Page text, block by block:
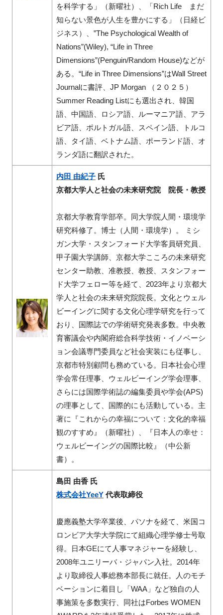
を科学する」（新曜社）、「Rich Life まだ
知らない景色が人生を豊かにする」（日経ビ
ジネス）、”The Psychological Wealth of
Nations”(Wiley), “Life in Three
Dimensions”(Penguin/Random House)などが
ある。“Life in Three Dimensions”はWall Street
Journalに書評、JP Morgan （２０２５）
Summer Reading Listにも選出され、韓国
語、中国語、ロシア語、ルーマニア語、アラ
ビア語、ポルトガル語、スペイン語、トルコ
語、タイ語、ベトナム語、ポーランド語、オ
ランダ語に翻訳された。
内田 由紀子氏
京都大学人と社会の未来研究院 院長・教授
京都大学教育学部卒。同大学院人間・環境学
研究科修了。博士（人間・環境学）。 ミシ
ガン大学・スタンフォード大学客員研究員、
甲子園大学講師、京都大学こころの未来研究
センター助教、准教授、教授、スタンフォー
ド大学フェロー等を経て、2023年より京都大
学人と社会の未来研究院院長。文化とウェル
ビーイングに関する文化心理学研究を行って
おり、国際誌での学術研究発表多数。中央教
育審議会や内閣府総合科学技術・イノベーシ
ョン会議専門委員など社会実装にも従事し、
京都市特別顧問も務めている。日本社会心理
学会常任理事、ウェルビーイング学会理事、
さらには国際学術誌の編集委員や学会(APS)
の理事として、国際的にも活動している。主
著に『これからの幸福について：文化的幸福
観のすすめ』（新曜社）、『日本人の幸せ：
ウェルビーイングの国際比較』（中公新
書）。
島田 由香 氏
株式会社YeeY代表取締役
慶應義塾大学卒業後、パソナを経て、米国コ
ロンビア大学大学院にて組織心理学修士号取
得。日本GEにて人事マネジャーを経験し、
2008年ユニリーバ・ジャパン入社。2014年
より取締役人事総務本部長に就任。人のモチ
ベーションに着目し「WAA」など独自の人
事施策を多数実行、同社はForbes WOMEN